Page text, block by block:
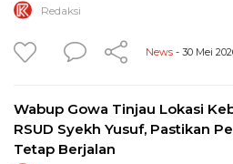
Redaksi
News - 30 Mei
Wabup Gowa Tinjau Lokasi
RSUD Syekh Yusuf, Pastikan
Tetap Berjalan